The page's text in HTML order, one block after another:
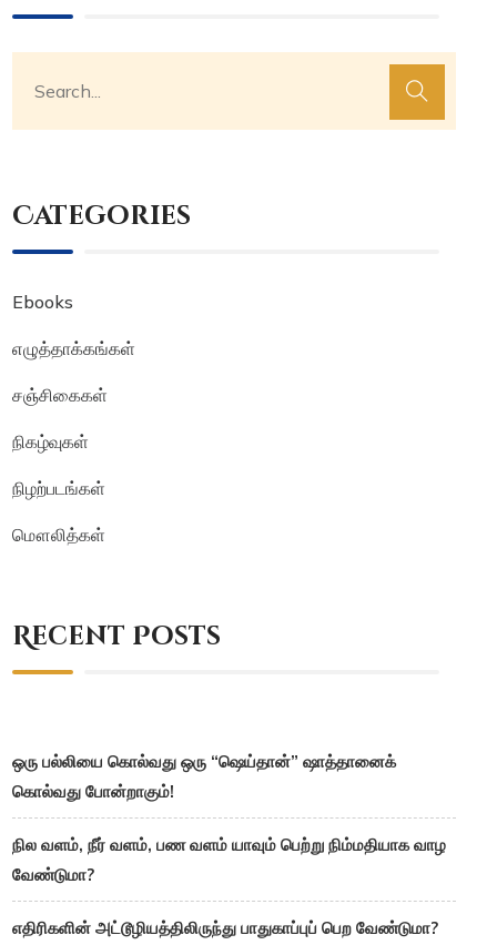
Categories
Ebooks
எழுத்தாக்கங்கள்
சஞ்சிகைகள்
நிகழ்வுகள்
நிழற்படங்கள்
மௌலித்கள்
Recent Posts
ஒரு பல்லியை கொல்வது ஒரு “ஷெய்தான்” ஷாத்தானைக்
கொல்வது போன்றாகும்!
நில வளம், நீர் வளம், பண வளம் யாவும் பெற்று நிம்மதியாக வாழ
வேண்டுமா?
எதிரிகளின் அட்டூழியத்திலிருந்து பாதுகாப்புப் பெற வேண்டுமா?